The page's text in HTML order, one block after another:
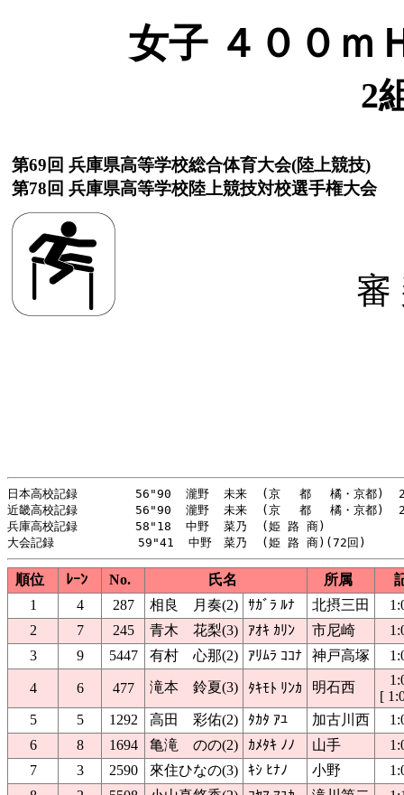
女子 ４００ｍ
2
第69回 兵庫県高等学校総合体育大会(陸上競技)
第78回 兵庫県高等学校陸上競技対校選手権大会
日本高校記録        56"90  瀧野  未来  (京　 都 　橘・京都)
近畿高校記録        56"90  瀧野  未来  (京 　都　 橘・京都)
兵庫高校記録        58"18  中野  菜乃  (姫 路 商)
順位 ﾚｰﾝ No. 氏名 所属
1
4 287 相良 月奏(2) ｻｶﾞﾗ ﾙﾅ 北摂三田
2
7 245 青木 花梨(3) ｱｵｷ ｶﾘﾝ 市尼崎
3
9 5447 有村 心那(2) ｱﾘﾑﾗ ｺｺﾅ 神戸高塚
4 6 477 滝本 鈴夏(3) ﾀｷﾓﾄ ﾘﾝｶ 明石西
[
5
5 1292 高田 彩佑(2) ﾀｶﾀ ｱﾕ 加古川西
6
8 1694 亀滝 のの(2) ｶﾒﾀｷ ﾉﾉ 山手
7
3 2590 來住ひなの(3) ｷｼ ﾋﾅﾉ 小野